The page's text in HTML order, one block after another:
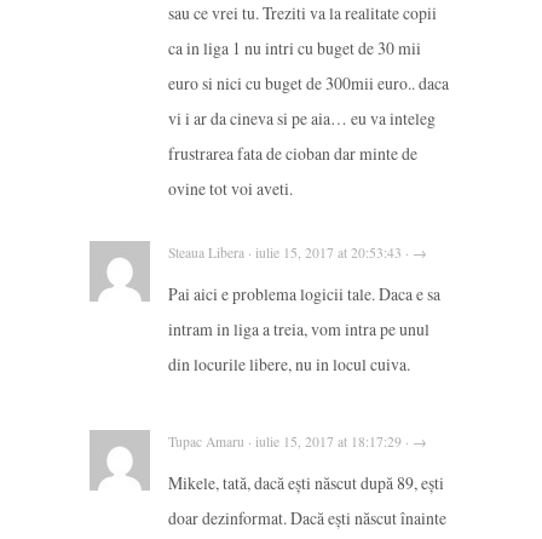
sau ce vrei tu. Treziti va la realitate copii
ca in liga 1 nu intri cu buget de 30 mii
euro si nici cu buget de 300mii euro.. daca
vi i ar da cineva si pe aia… eu va inteleg
frustrarea fata de cioban dar minte de
ovine tot voi aveti.
Steaua Libera · iulie 15, 2017 at 20:53:43 · →
Pai aici e problema logicii tale. Daca e sa
intram in liga a treia, vom intra pe unul
din locurile libere, nu in locul cuiva.
Tupac Amaru · iulie 15, 2017 at 18:17:29 · →
Mikele, tată, dacă ești născut după 89, ești
doar dezinformat. Dacă ești născut înainte